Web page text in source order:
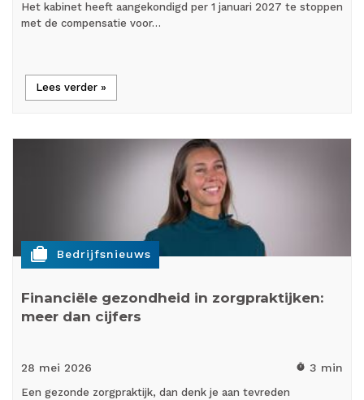
Het kabinet heeft aangekondigd per 1 januari 2027 te stoppen
met de compensatie voor…
Lees verder »
cases Bedrijfsnieuws
Financiële gezondheid in zorgpraktijken:
meer dan cijfers
28 mei 2026 timer 3 min
Een gezonde zorgpraktijk, dan denk je aan tevreden